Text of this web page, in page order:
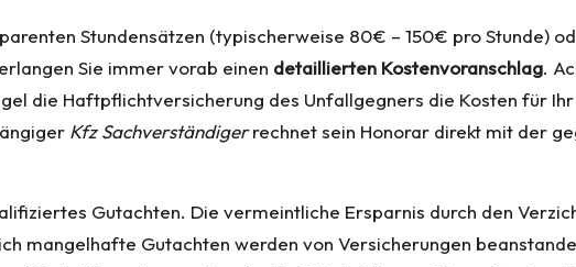
Stundensätzen (typischerweise 80€ – 150€ pro Stunde)
Sie immer vorab einen detaillierten Kostenvoranschlag.
die Haftpflichtversicherung des Unfallgegners die Kosten für
Kfz Sachverständigerrechnet sein Honorar direkt mit der
Gutachten. Die vermeintliche Ersparnis durch den
mangelhafte Gutachten werden von Versicherungen